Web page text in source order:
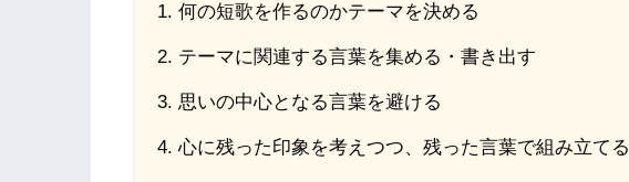
何の短歌を作るのかテーマを決める
テーマに関連する言葉を集める・書き出す
思いの中心となる言葉を避ける
心に残った印象を考えつつ、残った言葉で組み立てる